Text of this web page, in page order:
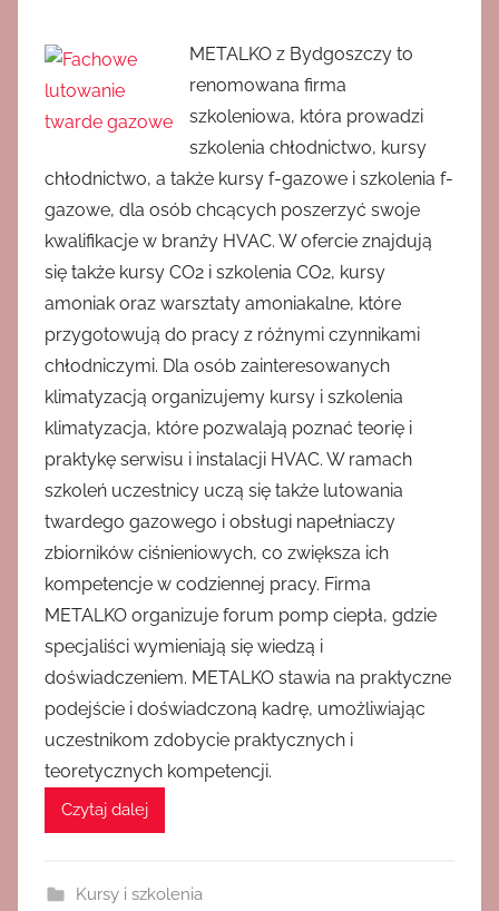
METALKO z Bydgoszczy to
renomowana firma
szkoleniowa, która prowadzi
szkolenia chłodnictwo, kursy
chłodnictwo, a także kursy f-gazowe i szkolenia f-
gazowe, dla osób chcących poszerzyć swoje
kwalifikacje w branży HVAC. W ofercie znajdują
się także kursy CO2 i szkolenia CO2, kursy
amoniak oraz warsztaty amoniakalne, które
przygotowują do pracy z różnymi czynnikami
chłodniczymi. Dla osób zainteresowanych
klimatyzacją organizujemy kursy i szkolenia
klimatyzacja, które pozwalają poznać teorię i
praktykę serwisu i instalacji HVAC. W ramach
szkoleń uczestnicy uczą się także lutowania
twardego gazowego i obsługi napełniaczy
zbiorników ciśnieniowych, co zwiększa ich
kompetencje w codziennej pracy. Firma
METALKO organizuje forum pomp ciepła, gdzie
specjaliści wymieniają się wiedzą i
doświadczeniem. METALKO stawia na praktyczne
podejście i doświadczoną kadrę, umożliwiając
uczestnikom zdobycie praktycznych i
teoretycznych kompetencji.
Czytaj dalej
Kursy i szkolenia